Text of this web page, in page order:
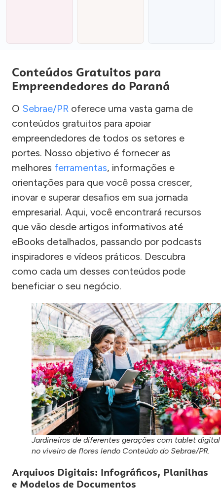
Conteúdos Gratuitos para
Empreendedores do Paraná
O Sebrae/PR oferece uma vasta gama de
conteúdos gratuitos para apoiar
empreendedores de todos os setores e
portes. Nosso objetivo é fornecer as
melhores ferramentas, informações e
orientações para que você possa crescer,
inovar e superar desafios em sua jornada
empresarial. Aqui, você encontrará recursos
que vão desde artigos informativos até
eBooks detalhados, passando por podcasts
inspiradores e vídeos práticos. Descubra
como cada um desses conteúdos pode
beneficiar o seu negócio.
Jardineiros de diferentes gerações com tablet digital
no viveiro de flores lendo Conteúdo do Sebrae/PR.
Arquivos Digitais: Infográficos, Planilhas
e Modelos de Documentos